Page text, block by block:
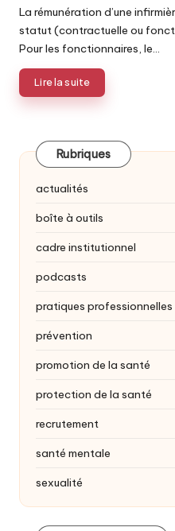
La rémunération d’une
statut (contractuelle ou
Pour les fonctionnaires, le…
Lire la suite
Rubriques
actualités
boîte à outils
cadre institutionnel
podcasts
pratiques professionnelles
prévention
promotion de la santé
protection de la santé
recrutement
santé mentale
sexualité